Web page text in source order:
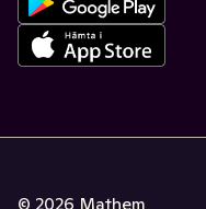
© 2026 Mathem